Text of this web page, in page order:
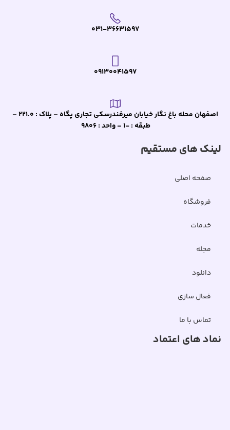
031-36631597
09130041597
اصفهان محله باغ نگار خیابان میرفندرسکی تجاری پگاه – پلاک : 221.0 –
طبقه : -1 – واحد : 9806
لینک های مستقیم
صفحه اصلی
فروشگاه
خدمات
مجله
دانلود
فعال سازی
تماس با ما
نماد های اعتماد